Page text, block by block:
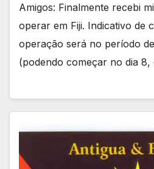
Amigos: Finalmente recebi
operar em Fiji. Indicativo de
operação será no período
(podendo começar no dia